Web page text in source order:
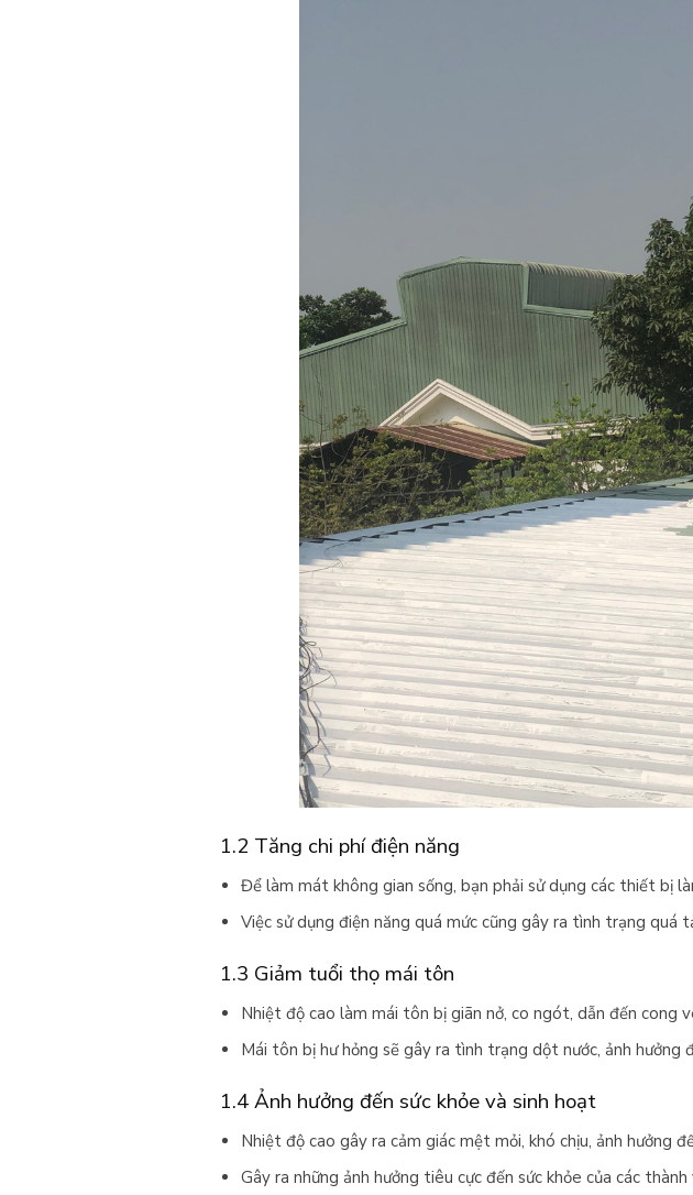
1.2 Tăng chi phí điện năng
Để làm mát không gian sống, bạn phải sử dụng các thiết bị
Việc sử dụng điện năng quá mức cũng gây ra tình trạng quá
1.3 Giảm tuổi thọ mái tôn
Nhiệt độ cao làm mái tôn bị giãn nở, co ngót, dẫn đến cong
Mái tôn bị hư hỏng sẽ gây ra tình trạng dột nước, ảnh hưởng
1.4 Ảnh hưởng đến sức khỏe và sinh hoạt
Nhiệt độ cao gây ra cảm giác mệt mỏi, khó chịu, ảnh hưởng
Gây ra những ảnh hưởng tiêu cực đến sức khỏe của các